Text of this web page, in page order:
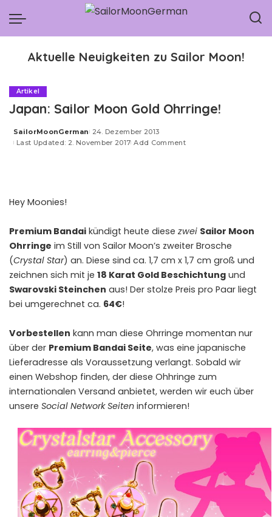
Aktuelle Neuigkeiten zu Sailor Moon!
Artikel
Japan: Sailor Moon Gold Ohrringe!
Posted
by
SailorMoonGerman 24. Dezember 2013
Last Updated: 2. November 2017 Add Comment
Hey Moonies!
Premium Bandai kündigt heute diese zwei Sailor Moon
Ohrringe im Still von Sailor Moon’s zweiter Brosche
(Crystal Star) an. Diese sind ca. 1,7 cm x 1,7 cm groß und
zeichnen sich mit je 18 Karat Gold Beschichtung und
Swarovski Steinchen aus! Der stolze Preis pro Paar liegt
bei umgerechnet ca. 64€!
Vorbestellen kann man diese Ohrringe momentan nur
über der Premium Bandai Seite, was eine japanische
Lieferadresse als Voraussetzung verlangt. Sobald wir
einen Webshop finden, der diese Ohhringe zum
internationalen Versand anbietet, werden wir euch über
unsere Social Network Seiten informieren!